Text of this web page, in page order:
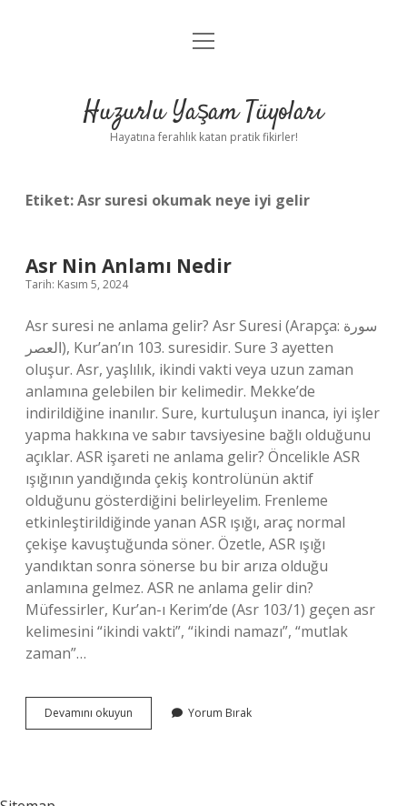
Anasayfa
Yasal Uyarı
menüyü
Huzurlu Yaşam Tüyoları
Hayatına ferahlık katan pratik fikirler!
Etiket:Asr suresi okumak neye iyi gelir
Asr Nin Anlamı Nedir
Tarih: Kasım 5, 2024
Asr suresi ne anlama gelir? Asr Suresi (Arapça: سورة
العصر), Kur’an’ın 103. suresidir. Sure 3 ayetten
oluşur. Asr, yaşlılık, ikindi vakti veya uzun zaman
anlamına gelebilen bir kelimedir. Mekke’de
indirildiğine inanılır. Sure, kurtuluşun inanca, iyi işler
yapma hakkına ve sabır tavsiyesine bağlı olduğunu
açıklar. ASR işareti ne anlama gelir? Öncelikle ASR
ışığının yandığında çekiş kontrolünün aktif
olduğunu gösterdiğini belirleyelim. Frenleme
etkinleştirildiğinde yanan ASR ışığı, araç normal
çekişe kavuştuğunda söner. Özetle, ASR ışığı
yandıktan sonra sönerse bu bir arıza olduğu
anlamına gelmez. ASR ne anlama gelir din?
Müfessirler, Kur’an-ı Kerim’de (Asr 103/1) geçen asr
kelimesini “ikindi vakti”, “ikindi namazı”, “mutlak
zaman”…
Devamını okuyun
Nin
Yorum Bırak